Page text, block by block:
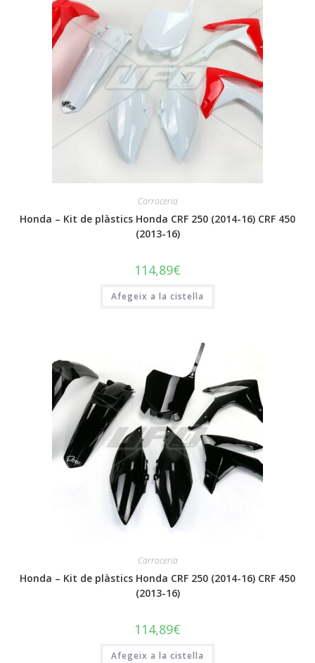
Carroceria
Honda – Kit de plàstics Honda CRF 250 (2014-16) CRF 450
(2013-16)
114,89€
Afegeix a la cistella
Carroceria
Honda – Kit de plàstics Honda CRF 250 (2014-16) CRF 450
(2013-16)
114,89€
Afegeix a la cistella